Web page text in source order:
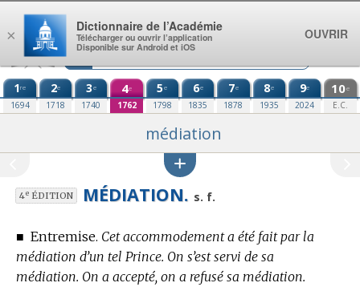
Aller au contenu
1re
1694
2e
1718
3e
1740
4e
1762
5e
1798
6e
1835
7e
1878
8e
1935
9e
2024
10e
E.C.
médiation
4eÉDITION MÉDIATION. s. f.
■ Entremise. Cet accommodement a été fait par la
médiation d’un tel Prince. On s’est servi de sa
médiation. On a accepté, on a refusé sa médiation.
×
Dictionnaire de l’Académie
Télécharger ou ouvrir l’application
Disponible sur Android et iOS
OUVRIR